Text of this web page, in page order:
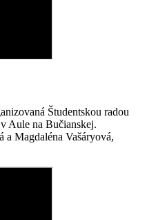
Študentskou radou
Aule na Bučianskej.
Magdaléna Vašáryová,